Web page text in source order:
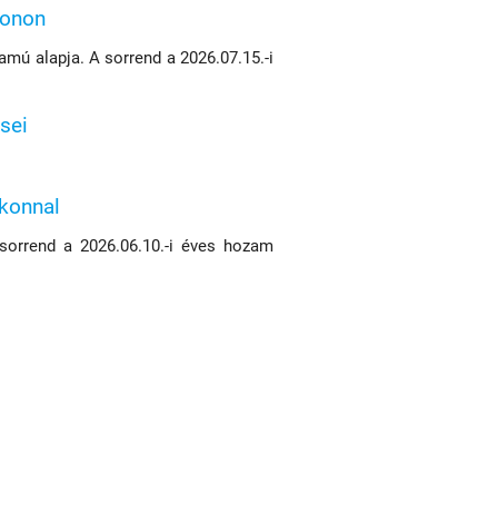
alapja. A sorrend a 2026.07.15.-i
a 2026.06.10.-i éves hozam